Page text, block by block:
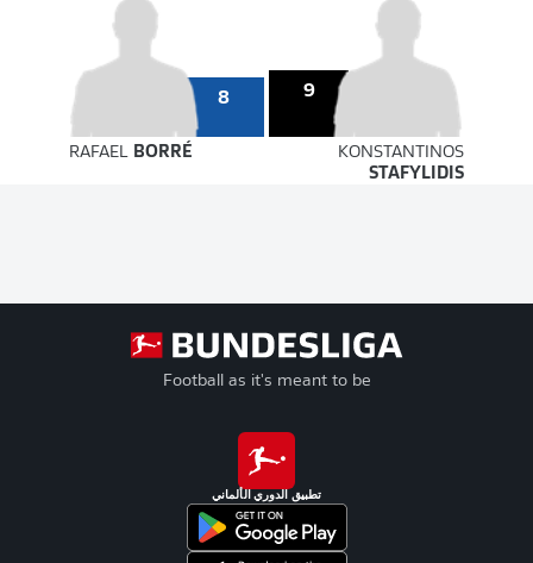
9
8
RAFAEL BORRÉ
KONSTANTINOS
STAFYLIDIS
Football as it's meant to be
تطبيق الدوري الألماني